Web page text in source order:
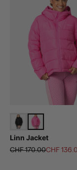
Linn Jacket
Regulärer Preis
CHF 170.00Angebot
CHF